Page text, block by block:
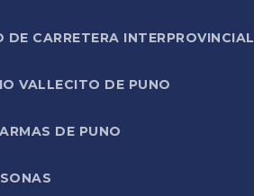
CARRETERA INTERPROVINCIAL
VALLECITO DE PUNO
DE PUNO